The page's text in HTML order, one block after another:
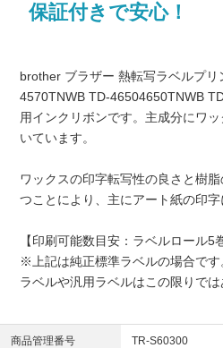
保証付きで安心！
brother ブラザー 熱転写ラベルプ
4570TNWB TD-46504650TNWB
用インクリボンです。主成分にワ
いています。
ワックスの印字転写性の良さと樹
つことにより、主にアート紙の印字
【印刷可能数目安：ラベルロール5
※上記は純正標準ラベルの場合で
ラベルや汎用ラベルはこの限りでは
商品管理番号 TR-S60300